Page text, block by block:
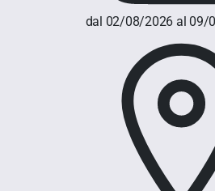
dal 02/08/2026 al 09/